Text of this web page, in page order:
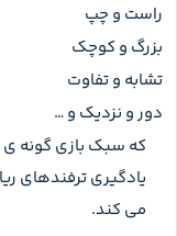
راست و چپ
بزرگ و کوچک
تشابه و تفاوت
دور و نزدیک و …
که سبک بازی گونه ی
یادگیری ترفندهای
می کند.